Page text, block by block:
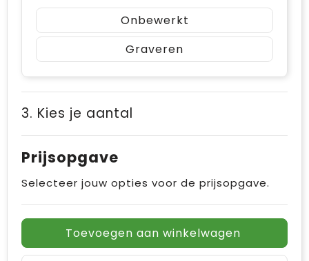
Onbewerkt
Graveren
3. Kies je aantal
Prijsopgave
Selecteer jouw opties voor de prijsopgave.
Toevoegen aan winkelwagen